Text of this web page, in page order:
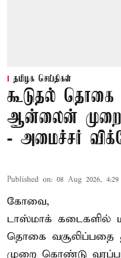
தமிழக செய்திகள்
கூடுதல் தொகை
ஆன்லைன்
- அமைச்சர்
Published on: 08 Aug 2026,
கோவை,
டாஸ்மாக் கடைகளில்
தொகை
முறை கொண்டு